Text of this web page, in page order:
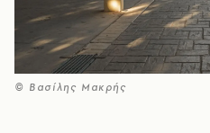
© Βασίλης Μακρής